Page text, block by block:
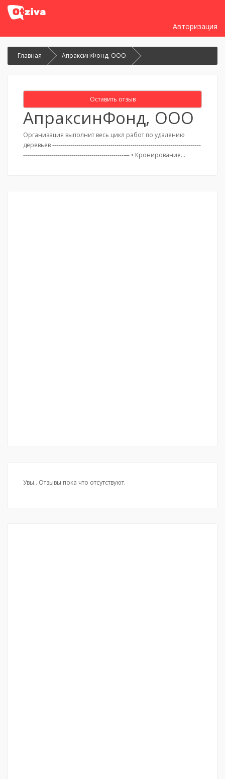
Авторизация
Главная АпраксинФонд, ООО
Оставить отзыв
АпраксинФонд, ООО
Организация выполнит весь цикл работ по удалению
деревьев --------------------------------------------------------------------------
--------------------------------------------------— • Кронирование…
Увы.. Отзывы пока что отсутствуют.